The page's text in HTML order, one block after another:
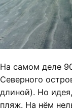
На самом деле
Северного
длиной). Но
пляж. На нём